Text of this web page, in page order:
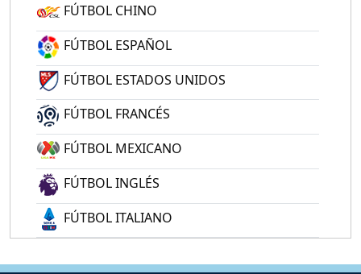
FÚTBOL CHINO
FÚTBOL ESPAÑOL
FÚTBOL ESTADOS UNIDOS
FÚTBOL FRANCÉS
FÚTBOL MEXICANO
FÚTBOL INGLÉS
FÚTBOL ITALIANO